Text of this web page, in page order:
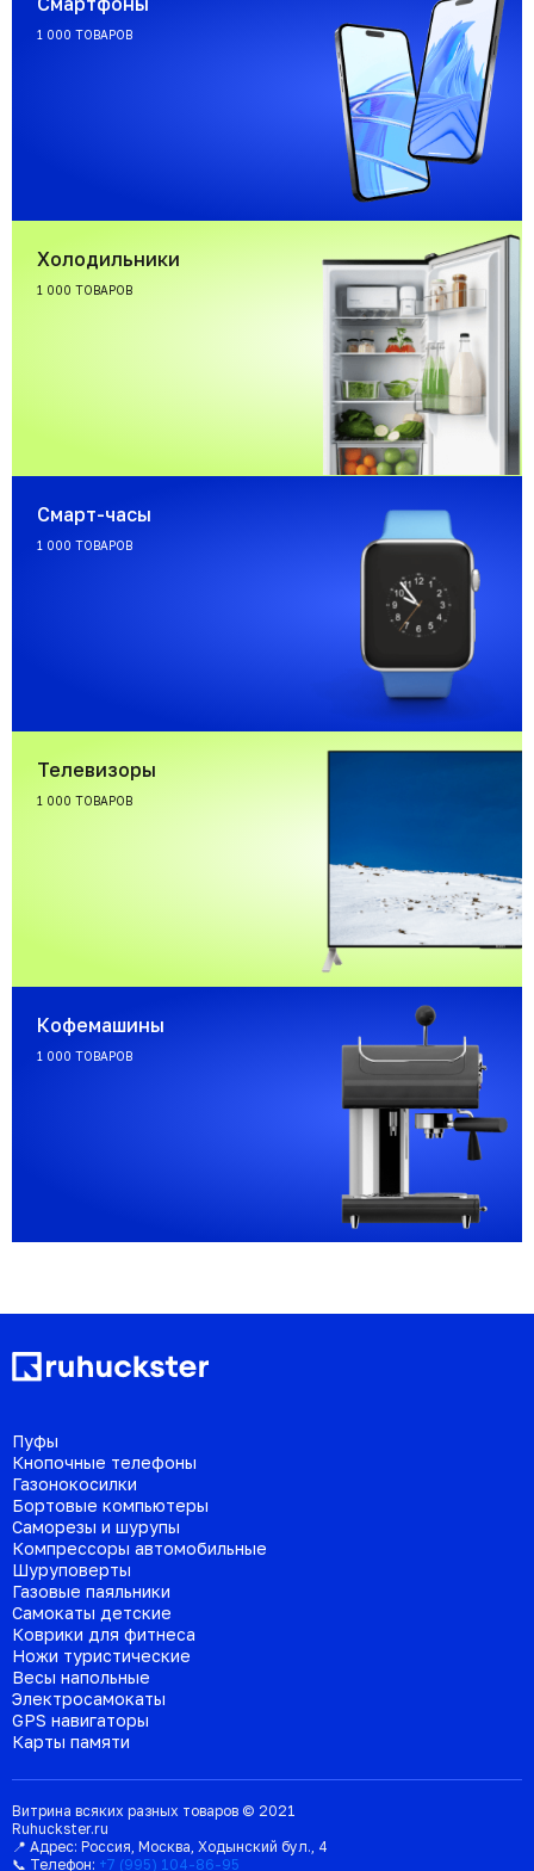
1 000 ТОВАРОВ
Холодильники
1 000 ТОВАРОВ
Смарт-часы
1 000 ТОВАРОВ
Телевизоры
1 000 ТОВАРОВ
Кофемашины
1 000 ТОВАРОВ
Пуфы
Кнопочные телефоны
Газонокосилки
Бортовые компьютеры
Саморезы и шурупы
Компрессоры автомобильные
Шуруповерты
Газовые паяльники
Самокаты детские
Коврики для фитнеса
Ножи туристические
Весы напольные
Электросамокаты
GPS навигаторы
Карты памяти
Витрина всяких разных товаров © 2021
Ruhuckster.ru
📍 Адрес: Россия Москва Ходынский бул., 4
📞 Телефон: +7 (995) 104-86-95